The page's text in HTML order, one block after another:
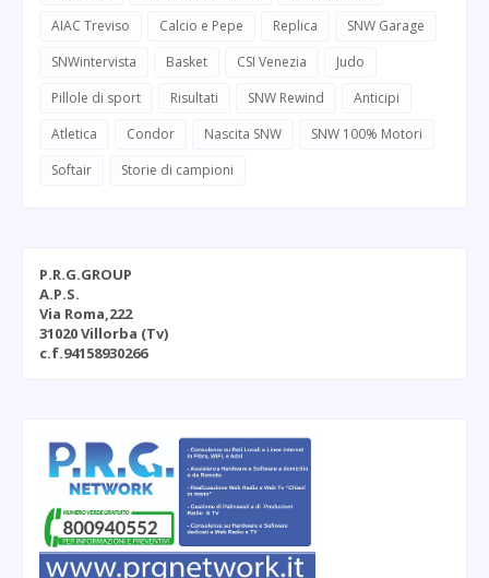
AIAC Treviso
Calcio e Pepe Replica
SNW Garage
SNWintervista
Basket CSI Venezia
Judo
Pillole di sport
Risultati SNW Rewind
Anticipi
Atletica
Condor Nascita SNW
SNW 100% Motori
Softair
Storie di campioni
P.R.G.GROUP
A.P.S.
Via Roma,222
31020 Villorba (Tv)
c.f.94158930266